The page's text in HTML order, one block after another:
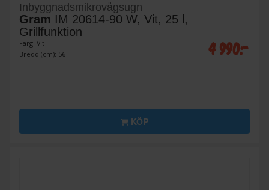
Inbyggnadsmikrovågsugn
Gram IM 20614-90 W, Vit, 25 l,
Grillfunktion
Färg: Vit
Bredd (cm): 56
4 990:-
KÖP